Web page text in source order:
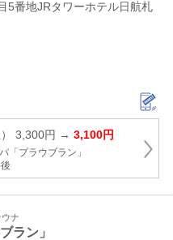
5番地JRタワーホテル日航札
） 3,300円 → 3,100円
「プラウブラン」
ナ
ラン」